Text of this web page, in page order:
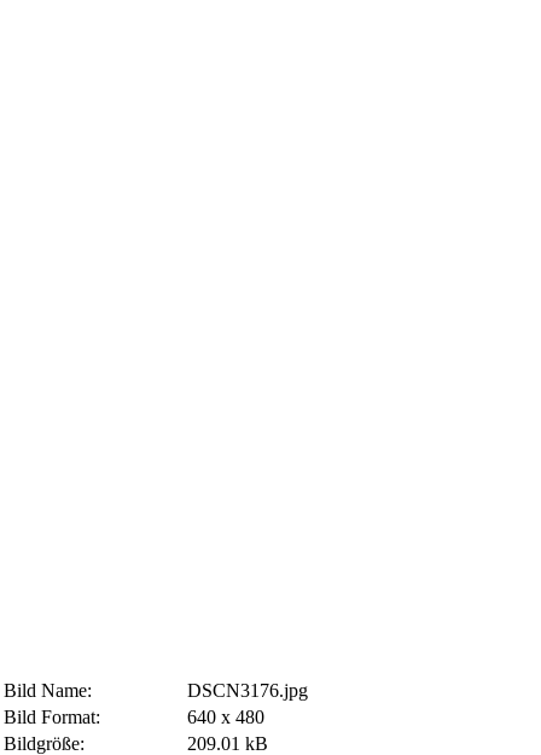
Bild Name:
DSCN3176.jpg
Bild Format:
640 x 480
Bildgröße:
209.01 kB